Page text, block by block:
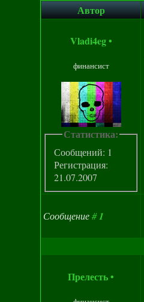
Автор
Vladi4eg•
финансист
Статистика:
Сообщений: 1
Регистрация:
21.07.2007
Сообщение#1
Прелесть•